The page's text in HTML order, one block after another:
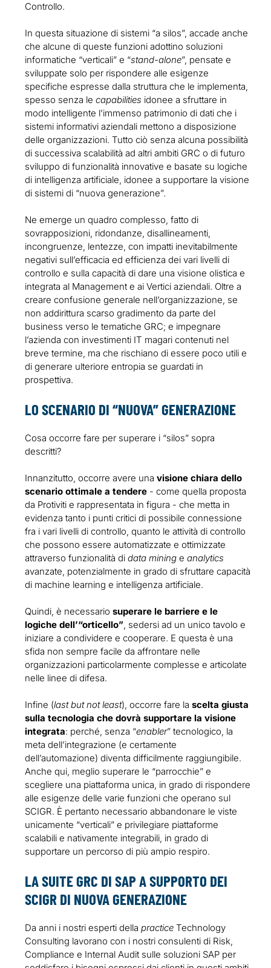
Controllo.
In questa situazione di sistemi “a silos”, accade anche
che alcune di queste funzioni adottino soluzioni
informatiche “verticali” e “stand-alone”, pensate e
sviluppate solo per rispondere alle esigenze
specifiche espresse dalla struttura che le implementa,
spesso senza lecapabilities idonee a sfruttare in
modo intelligente l’immenso patrimonio di dati che i
sistemi informativi aziendali mettono a disposizione
delle organizzazioni. Tutto ciò senza alcuna possibilità
di successiva scalabilità ad altri ambiti GRC o di futuro
sviluppo di funzionalità innovative e basate su logiche
di intelligenza artificiale, idonee a supportare la visione
di sistemi di “nuova generazione”.
Ne emerge un quadro complesso, fatto di
sovrapposizioni, ridondanze, disallineamenti,
incongruenze, lentezze, con impatti inevitabilmente
negativi sull’efficacia ed efficienza dei vari livelli di
controllo e sulla capacità di dare una visione olistica e
integrata al Management e ai Vertici aziendali. Oltre a
creare confusione generale nell’organizzazione, se
non addirittura scarso gradimento da parte del
business verso le tematiche GRC; e impegnare
l’azienda con investimenti IT magari contenuti nel
breve termine, ma che rischiano di essere poco utili e
di generare ulteriore entropia se guardati in
prospettiva.
LO SCENARIO DI “NUOVA” GENERAZIONE
Cosa occorre fare per superare i “silos” sopra
descritti?
Innanzitutto, occorre avere unavisione chiara dello
scenario ottimale a tendere - come quella proposta
da Protiviti e rappresentata in figura - che metta in
evidenza tanto i punti critici di possibile connessione
fra i vari livelli di controllo, quanto le attività di controllo
che possono essere automatizzate e ottimizzate
attraverso funzionalità didata mining eanalytics
avanzate, potenzialmente in grado di sfruttare capacità
di machine learning e intelligenza artificiale.
Quindi, è necessariosuperare le barriere e le
logiche dell’“orticello”, sedersi ad un unico tavolo e
iniziare a condividere e cooperare. E questa è una
sfida non sempre facile da affrontare nelle
organizzazioni particolarmente complesse e articolate
nelle linee di difesa.
Infine (last but not least), occorre fare lascelta giusta
sulla tecnologia che dovrà supportare la visione
integrata: perché, senza “enabler” tecnologico, la
meta dell’integrazione (e certamente
dell’automazione) diventa difficilmente raggiungibile.
Anche qui, meglio superare le “parrocchie” e
scegliere una piattaforma unica, in grado di rispondere
alle esigenze delle varie funzioni che operano sul
SCIGR. È pertanto necessario abbandonare le viste
unicamente “verticali” e privilegiare piattaforme
scalabili e nativamente integrabili, in grado di
supportare un percorso di più ampio respiro.
LA SUITE GRC DI SAP A SUPPORTO DEI
SCIGR DI NUOVA GENERAZIONE
Da anni i nostri esperti dellapractice Technology
Consulting lavorano con i nostri consulenti di Risk,
Compliance e Internal Audit sulle soluzioni SAP per